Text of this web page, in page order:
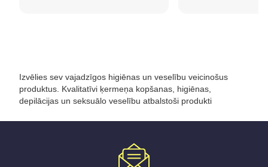
Izvēlies sev vajadzīgos higiēnas un veselību veicinošus
produktus. Kvalitatīvi ķermeņa kopšanas, higiēnas,
depilācijas un seksuālo veselību atbalstoši produkti